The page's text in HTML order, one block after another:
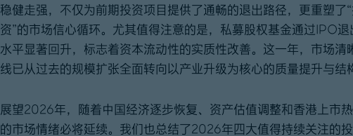
稳健走强，不仅为前期投资项目提供了通畅的退出路径，更重塑
资”的市场信心循环。尤其值得注意的是，私募股权基金通过IPO
水平显著回升，标志着资本流动性的实质性改善。这一年，市场清
线已从过去的规模扩张全面转向以产业升级为核心的质量提升与结
展望2026年，随着中国经济逐步恢复、资产估值调整和香港上市
的市场情绪必将延续。我们也总结了2026年四大值得持续关注的投